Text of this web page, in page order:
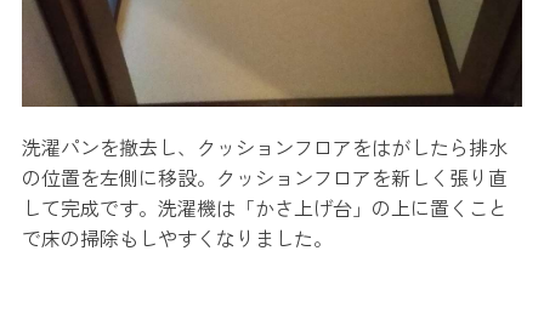
洗濯パンを撤去し、クッションフロアをはがしたら排水
の位置を左側に移設。クッションフロアを新しく張り直
して完成です。洗濯機は「かさ上げ台」の上に置くこと
で床の掃除もしやすくなりました。